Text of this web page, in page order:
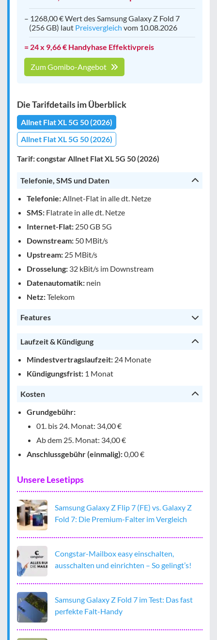
– 1268,00 € Wert des Samsung Galaxy Z Fold 7
(256 GB) laut Preisvergleich vom 10.08.2026
= 24 x 9,66 € Handyhase Effektivpreis
Zum Gomibo-Angebot
Die Tarifdetails im Überblick
Allnet Flat XL 5G 50 (2026)
Allnet Flat XL 5G 50 (2026)
Tarif: congstar Allnet Flat XL 5G 50 (2026)
Telefonie, SMS und Daten
Telefonie: Allnet-Flat in alle dt. Netze
SMS: Flatrate in alle dt. Netze
Internet-Flat: 250 GB 5G
Downstream: 50 MBit/s
Upstream: 25 MBit/s
Drosselung: 32 kBit/s im Downstream
Datenautomatik: nein
Netz:Telekom
Features
Laufzeit & Kündigung
Mindestvertragslaufzeit: 24 Monate
Kündigungsfrist: 1 Monat
Kosten
Grundgebühr:
01. bis 24. Monat: 34,00 €
Ab dem 25. Monat: 34,00 €
Anschlussgebühr (einmalig):0,00 €
Unsere Lesetipps
Samsung Galaxy Z Flip 7 (FE) vs. Galaxy Z
Fold 7: Die Premium-Falter im Vergleich
Congstar-Mailbox easy einschalten,
ausschalten und einrichten – So gelingt’s!
Samsung Galaxy Z Fold 7 im Test: Das fast
perfekte Falt-Handy